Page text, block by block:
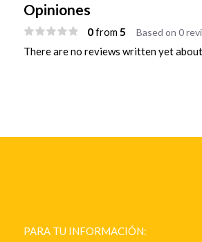
Opiniones
0from5 Based on 0
There are no reviews written yet
PARA TU INFORMACIÓN: